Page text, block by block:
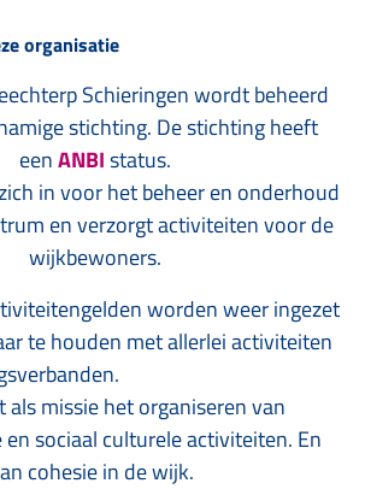
organisatie
Schieringen wordt beheerd
stichting. De stichting heeft
eenANBIstatus.
in voor het beheer en onderhoud
en verzorgt activiteiten voor de
wijkbewoners.
worden weer ingezet
te houden met allerlei activiteiten
missie het organiseren van
sociaal culturele activiteiten. En
cohesie in de wijk.